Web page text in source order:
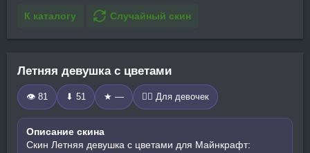
К каталогу Случайный скин
Летняя девушка с цветами
👁 81 ⬇ 51 ★ — 🧍‍♀️ Для девочек
Описание скина
Скин Летняя девушка с цветами для Майнкрафт: